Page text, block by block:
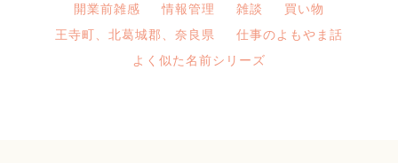
開業前雑感 情報管理 雑談
買い物
王寺町、北葛城郡、奈良県
仕事のよもやま話
よく似た名前シリーズ